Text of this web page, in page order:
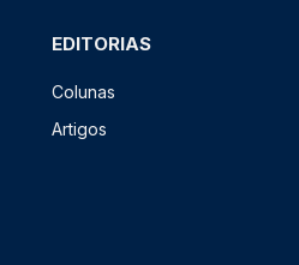
EDITORIAS
Colunas
Artigos